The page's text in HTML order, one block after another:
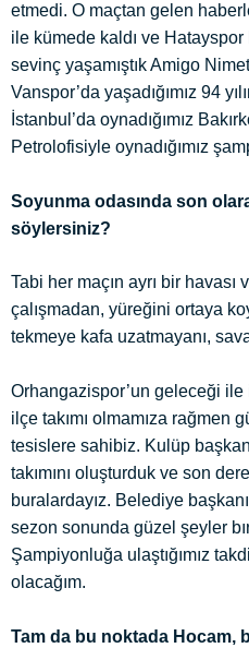
etmedi. O maçtan gelen
ile kümede kaldı ve
sevinç yaşamıştık Amigo
Vanspor’da yaşadığımız 94
İstanbul’da oynadığımız
Petrolofisiyle oynadığımız
Soyunma odasında son
söylersiniz?
Tabi her maçın ayrı bir havası
çalışmadan, yüreğini ortaya
tekmeye kafa uzatmayanı,
Orhangazispor’un geleceği
ilçe takımı olmamıza rağmen
tesislere sahibiz. Kulüp
takımını oluşturduk ve son
buralardayız. Belediye
sezon sonunda güzel şeyler
Şampiyonluğa ulaştığımız
olacağım.
Tam da bu noktada Hocam,